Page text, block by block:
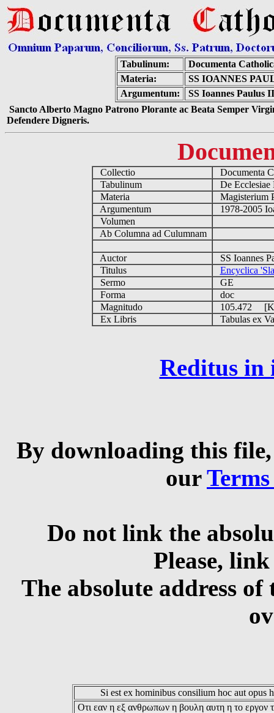
Tabulinum:
Documenta
Materia:
SS IOANNES
Argumentum:
SS Ioannes Paulus
Sancto Alberto Magno Patrono Plorante ac Beata Semper
Defendere Digneris.
Collectio
Documenta
Tabulinum
De
Materia
Magisterium
Argumentum
1978-2005
Volumen
Ab Columna ad Culumnam
Auctor
SS Ioannes
Titulus
Encyclica
Sermo
GE
Forma
doc
Magnitudo
105.472
Ex Libris
Tabulas ex
Reditus in
By downloading this
our
Do not link the
Please,
The absolute address
Si est ex hominibus consilium hoc aut opus
Οτι εαν η εξ ανθρωπων η βουλη αυτη η το εργον